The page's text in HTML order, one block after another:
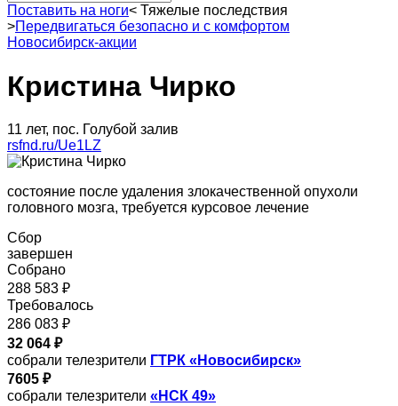
Поставить на ноги< Тяжелые последствия
>Передвигаться безопасно и с комфортом
Новосибирск-акции
Кристина Чирко
11 лет, пос. Голубой залив
rsfnd.ru/Ue1LZ
состояние после удаления злокачественной опухоли
головного мозга, требуется курсовое лечение
Сбор
завершен
Собрано
288 583 ₽
Требовалось
286 083 ₽
32 064 ₽
собрали телезрители ГТРК «Новосибирск»
7605 ₽
собрали телезрители «НСК 49»